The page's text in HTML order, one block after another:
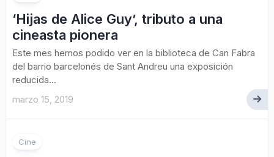
‘Hijas de Alice Guy’, tributo a una
cineasta pionera
Este mes hemos podido ver en la biblioteca de Can Fabra
del barrio barcelonés de Sant Andreu una exposición
reducida...
marzo 15, 2019
Cine